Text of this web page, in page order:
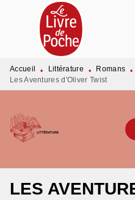
MENU RECHERCHE
PIED DE PAGE
Accueil • Littérature • Romans •
Les Aventures d'Oliver Twist
LES